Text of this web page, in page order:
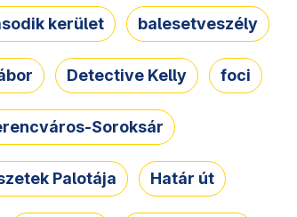
kerület balesetveszély
Detective Kelly foci
Soroksár
Palotája Határ út